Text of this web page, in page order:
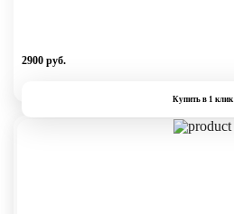
2900 руб.
Купить в 1 клик